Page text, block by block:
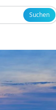
Suchen